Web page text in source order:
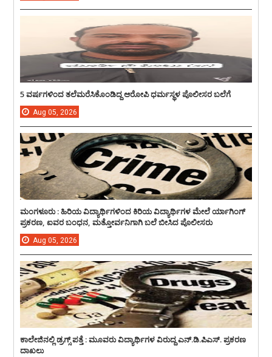
5 ವರ್ಷಗಳಿಂದ ತಲೆಮರೆಸಿಕೊಂಡಿದ್ದ ಆರೋಪಿ ಧರ್ಮಸ್ಥಳ ಪೊಲೀಸರ ಬಲೆಗೆ
Aug 05, 2026
ಮಂಗಳೂರು : ಹಿರಿಯ ವಿದ್ಯಾರ್ಥಿಗಳಿಂದ ಕಿರಿಯ ವಿದ್ಯಾರ್ಥಿಗಳ ಮೇಲೆ ರ್ಯಾಗಿಂಗ್
ಪ್ರಕರಣ, ಐವರ ಬಂಧನ, ಮತ್ತೋರ್ವನಿಗಾಗಿ ಬಲೆ ಬೀಸಿದ ಪೊಲೀಸರು
Aug 05, 2026
ಕಾಲೇಜಿನಲ್ಲಿ ಡ್ರಗ್ಸ್ ಪತ್ತೆ : ಮೂವರು ವಿದ್ಯಾರ್ಥಿಗಳ ವಿರುದ್ದ ಎನ್.ಡಿ.ಪಿಎಸ್. ಪ್ರಕರಣ
ದಾಖಲು